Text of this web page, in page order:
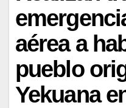
aérea a
pueblo
Yekuana